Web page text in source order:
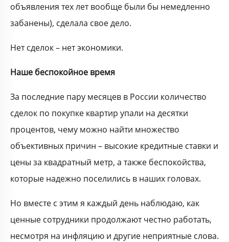
объявления тех лет вообще были бы немедленно
забанены), сделала свое дело.
Нет сделок – нет экономики.
Наше беспокойное время
За последние пару месяцев в России количество
сделок по покупке квартир упали на десятки
процентов, чему можно найти множество
объективных причин – высокие кредитные ставки и
цены за квадратный метр, а также беспокойства,
которые надежно поселились в наших головах.
Но вместе с этим я каждый день наблюдаю, как
ценные сотрудники продолжают честно работать,
несмотря на инфляцию и другие неприятные слова.